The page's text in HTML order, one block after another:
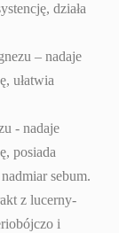
działa
– nadaje
ułatwia
- nadaje
posiada
sebum.
z lucerny-
i